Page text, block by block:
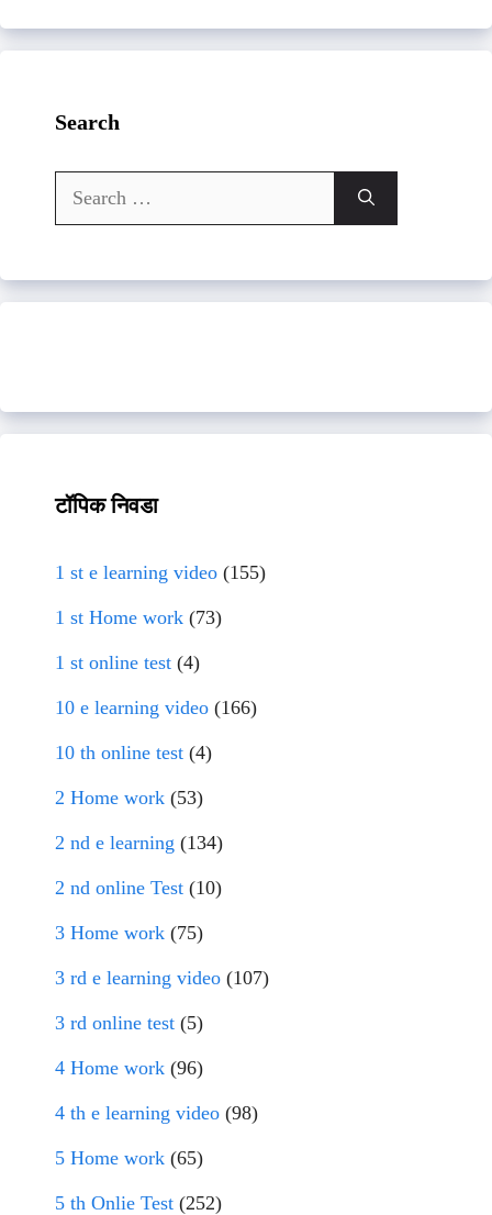
Search
Search
for:
टॉपिक निवडा
1 st e learning video (155)
1 st Home work (73)
1 st online test (4)
10 e learning video (166)
10 th online test (4)
2 Home work (53)
2 nd e learning (134)
2 nd online Test (10)
3 Home work (75)
3 rd e learning video (107)
3 rd online test (5)
4 Home work (96)
4 th e learning video (98)
5 Home work (65)
5 th Onlie Test (252)